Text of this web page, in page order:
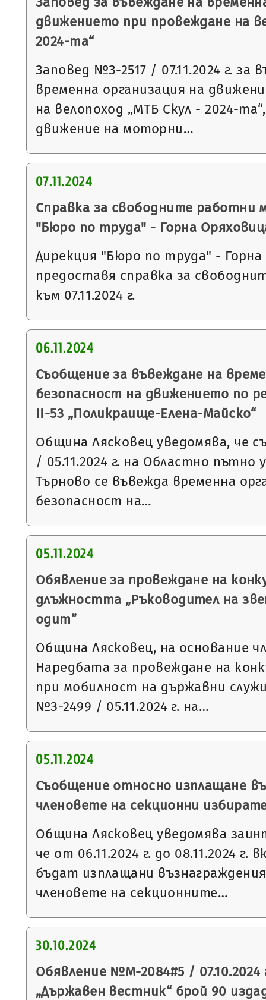
движението при провеждане на
2024-та“
Заповед №З-2517 / 07.11.2024 г. за
временна организация на
на велопоход „МТБ Скул - 2024-
движение на моторни…
07.11.2024
Справка за свободните работни
"Бюро по труда" - Горна
Дирекция "Бюро по труда" -
предоставя справка за
към 07.11.2024 г.
06.11.2024
Съобщение за въвеждане на
безопасност на движението по
ІІ-53 „Поликраище-Елена-Майско“
Община Лясковец уведомява, че
/ 05.11.2024 г. на Областно пътно
Търново се въвежда временна
безопасност на…
05.11.2024
Обявление за провеждане на
длъжността „Ръководител на
одит”
Община Лясковец, на основание
Наредбата за провеждане на
при мобилност на държавни
№З-2499 / 05.11.2024 г. на…
05.11.2024
Съобщение относно изплащане
членовете на секционни
Община Лясковец уведомява
че от 06.11.2024 г. до 08.11.2024 г.
бъдат изплащани
членовете на секционните…
30.10.2024
Обявление №М-2084#5 / 07.10.2024
„Държавен вестник“ брой 90